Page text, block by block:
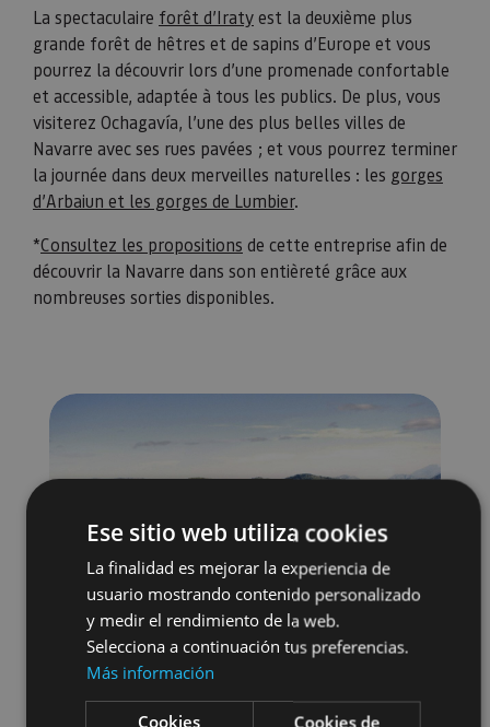
La spectaculaire forêt d’Iratyest la deuxième plus
grande forêt de hêtres et de sapins d’Europe et vous
pourrez la découvrir lors d’une promenade confortable
et accessible, adaptée à tous les publics. De plus, vous
visiterez Ochagavía, l’une des plus belles villes de
Navarre avec ses rues pavées ; et vous pourrez terminer
la journée dans deux merveilles naturelles : les gorges
d’Arbaiun et les gorges de Lumbier.
*Consultez les propositions de cette entreprise afin de
découvrir la Navarre dans son entièreté grâce aux
nombreuses sorties disponibles.
Ese sitio web utiliza cookies
La finalidad es mejorar la experiencia de
usuario mostrando contenido personalizado
y medir el rendimiento de la web.
Selecciona a continuación tus preferencias.
Más información
Cookies
Cookies de